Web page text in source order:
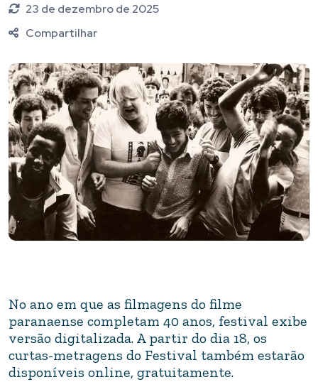
23 de dezembro de 2025
Compartilhar
No ano em que as filmagens do filme
paranaense completam 40 anos, festival exibe
versão digitalizada. A partir do dia 18, os
curtas-metragens do Festival também estarão
disponíveis online, gratuitamente.